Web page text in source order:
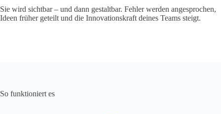
Sie wird sichtbar – und dann gestaltbar. Fehler werden angesprochen,
Ideen früher geteilt und die Innovationskraft deines Teams steigt.
So funktioniert es